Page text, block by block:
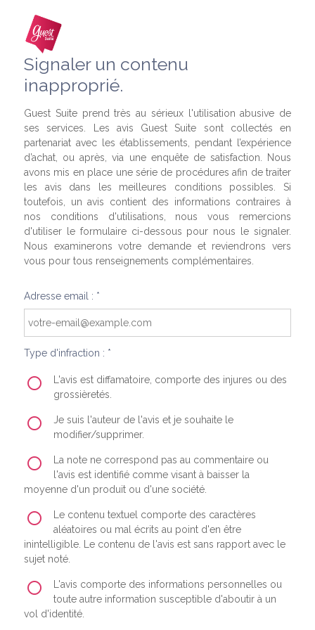
Signaler un contenu
inapproprié.
Guest Suite prend très au sérieux l'utilisation abusive de
ses services. Les avis Guest Suite sont collectés en
partenariat avec les établissements, pendant l’expérience
d’achat, ou après, via une enquête de satisfaction. Nous
avons mis en place une série de procédures afin de traiter
les avis dans les meilleures conditions possibles. Si
toutefois, un avis contient des informations contraires à
nos conditions d'utilisations, nous vous remercions
d'utiliser le formulaire ci-dessous pour nous le signaler.
Nous examinerons votre demande et reviendrons vers
vous pour tous renseignements complémentaires.
Adresse email : *
Type d'infraction : *
L'avis est diffamatoire, comporte des injures ou des
grossièretés.
Je suis l'auteur de l'avis et je souhaite le
modifier/supprimer.
La note ne correspond pas au commentaire ou
l'avis est identifié comme visant à baisser la
moyenne d'un produit ou d'une société.
Le contenu textuel comporte des caractères
aléatoires ou mal écrits au point d'en être
inintelligible. Le contenu de l'avis est sans rapport avec le
sujet noté.
L'avis comporte des informations personnelles ou
toute autre information susceptible d'aboutir à un
vol d'identité.